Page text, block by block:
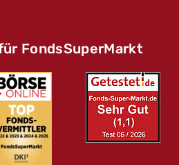
FondsSuperMarkt